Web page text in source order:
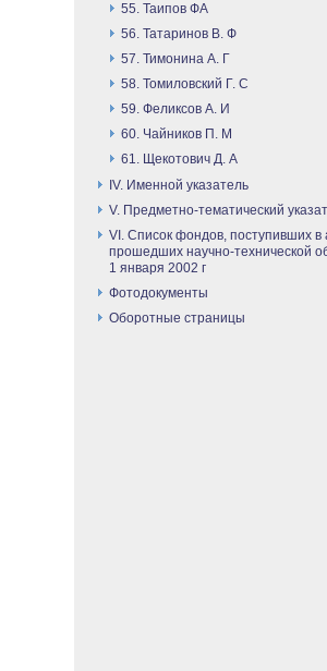
55. Таипов ФА
56. Татаринов В. Ф
57. Тимонина А. Г
58. Томиловский Г. С
59. Феликсов А. И
60. Чайников П. М
61. Щекотович Д. А
IV. Именной указатель
V. Предметно-тематический
VI. Список фондов, поступивших в
прошедших научно-технической
1 января 2002 г
Фотодокументы
Оборотные страницы